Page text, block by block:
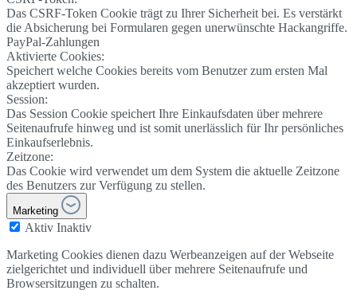
Das CSRF-Token Cookie trägt zu Ihrer Sicherheit bei. Es verstärkt
die Absicherung bei Formularen gegen unerwünschte Hackangriffe.
PayPal-Zahlungen
Aktivierte Cookies:
Speichert welche Cookies bereits vom Benutzer zum ersten Mal
akzeptiert wurden.
Session:
Das Session Cookie speichert Ihre Einkaufsdaten über mehrere
Seitenaufrufe hinweg und ist somit unerlässlich für Ihr persönliches
Einkaufserlebnis.
Zeitzone:
Das Cookie wird verwendet um dem System die aktuelle Zeitzone
des Benutzers zur Verfügung zu stellen.
Marketing
Aktiv Inaktiv
Marketing Cookies dienen dazu Werbeanzeigen auf der Webseite
zielgerichtet und individuell über mehrere Seitenaufrufe und
Browsersitzungen zu schalten.